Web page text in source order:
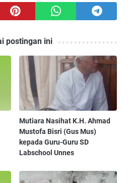
postingan ini
Mutiara Nasihat K.H. Ahmad
Mustofa Bisri (Gus Mus)
kepada Guru-Guru SD
Labschool Unnes